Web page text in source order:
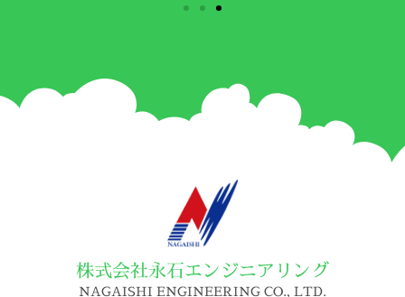
株式会社永石エンジニアリング
NAGAISHI ENGINEERING CO., LTD.